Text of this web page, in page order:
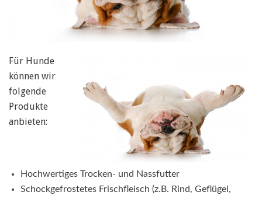
Für Hunde
können wir
folgende
Produkte
anbieten:
Hochwertiges Trocken- und Nassfutter
Schockgefrostetes Frischfleisch (z.B. Rind, Geflügel,